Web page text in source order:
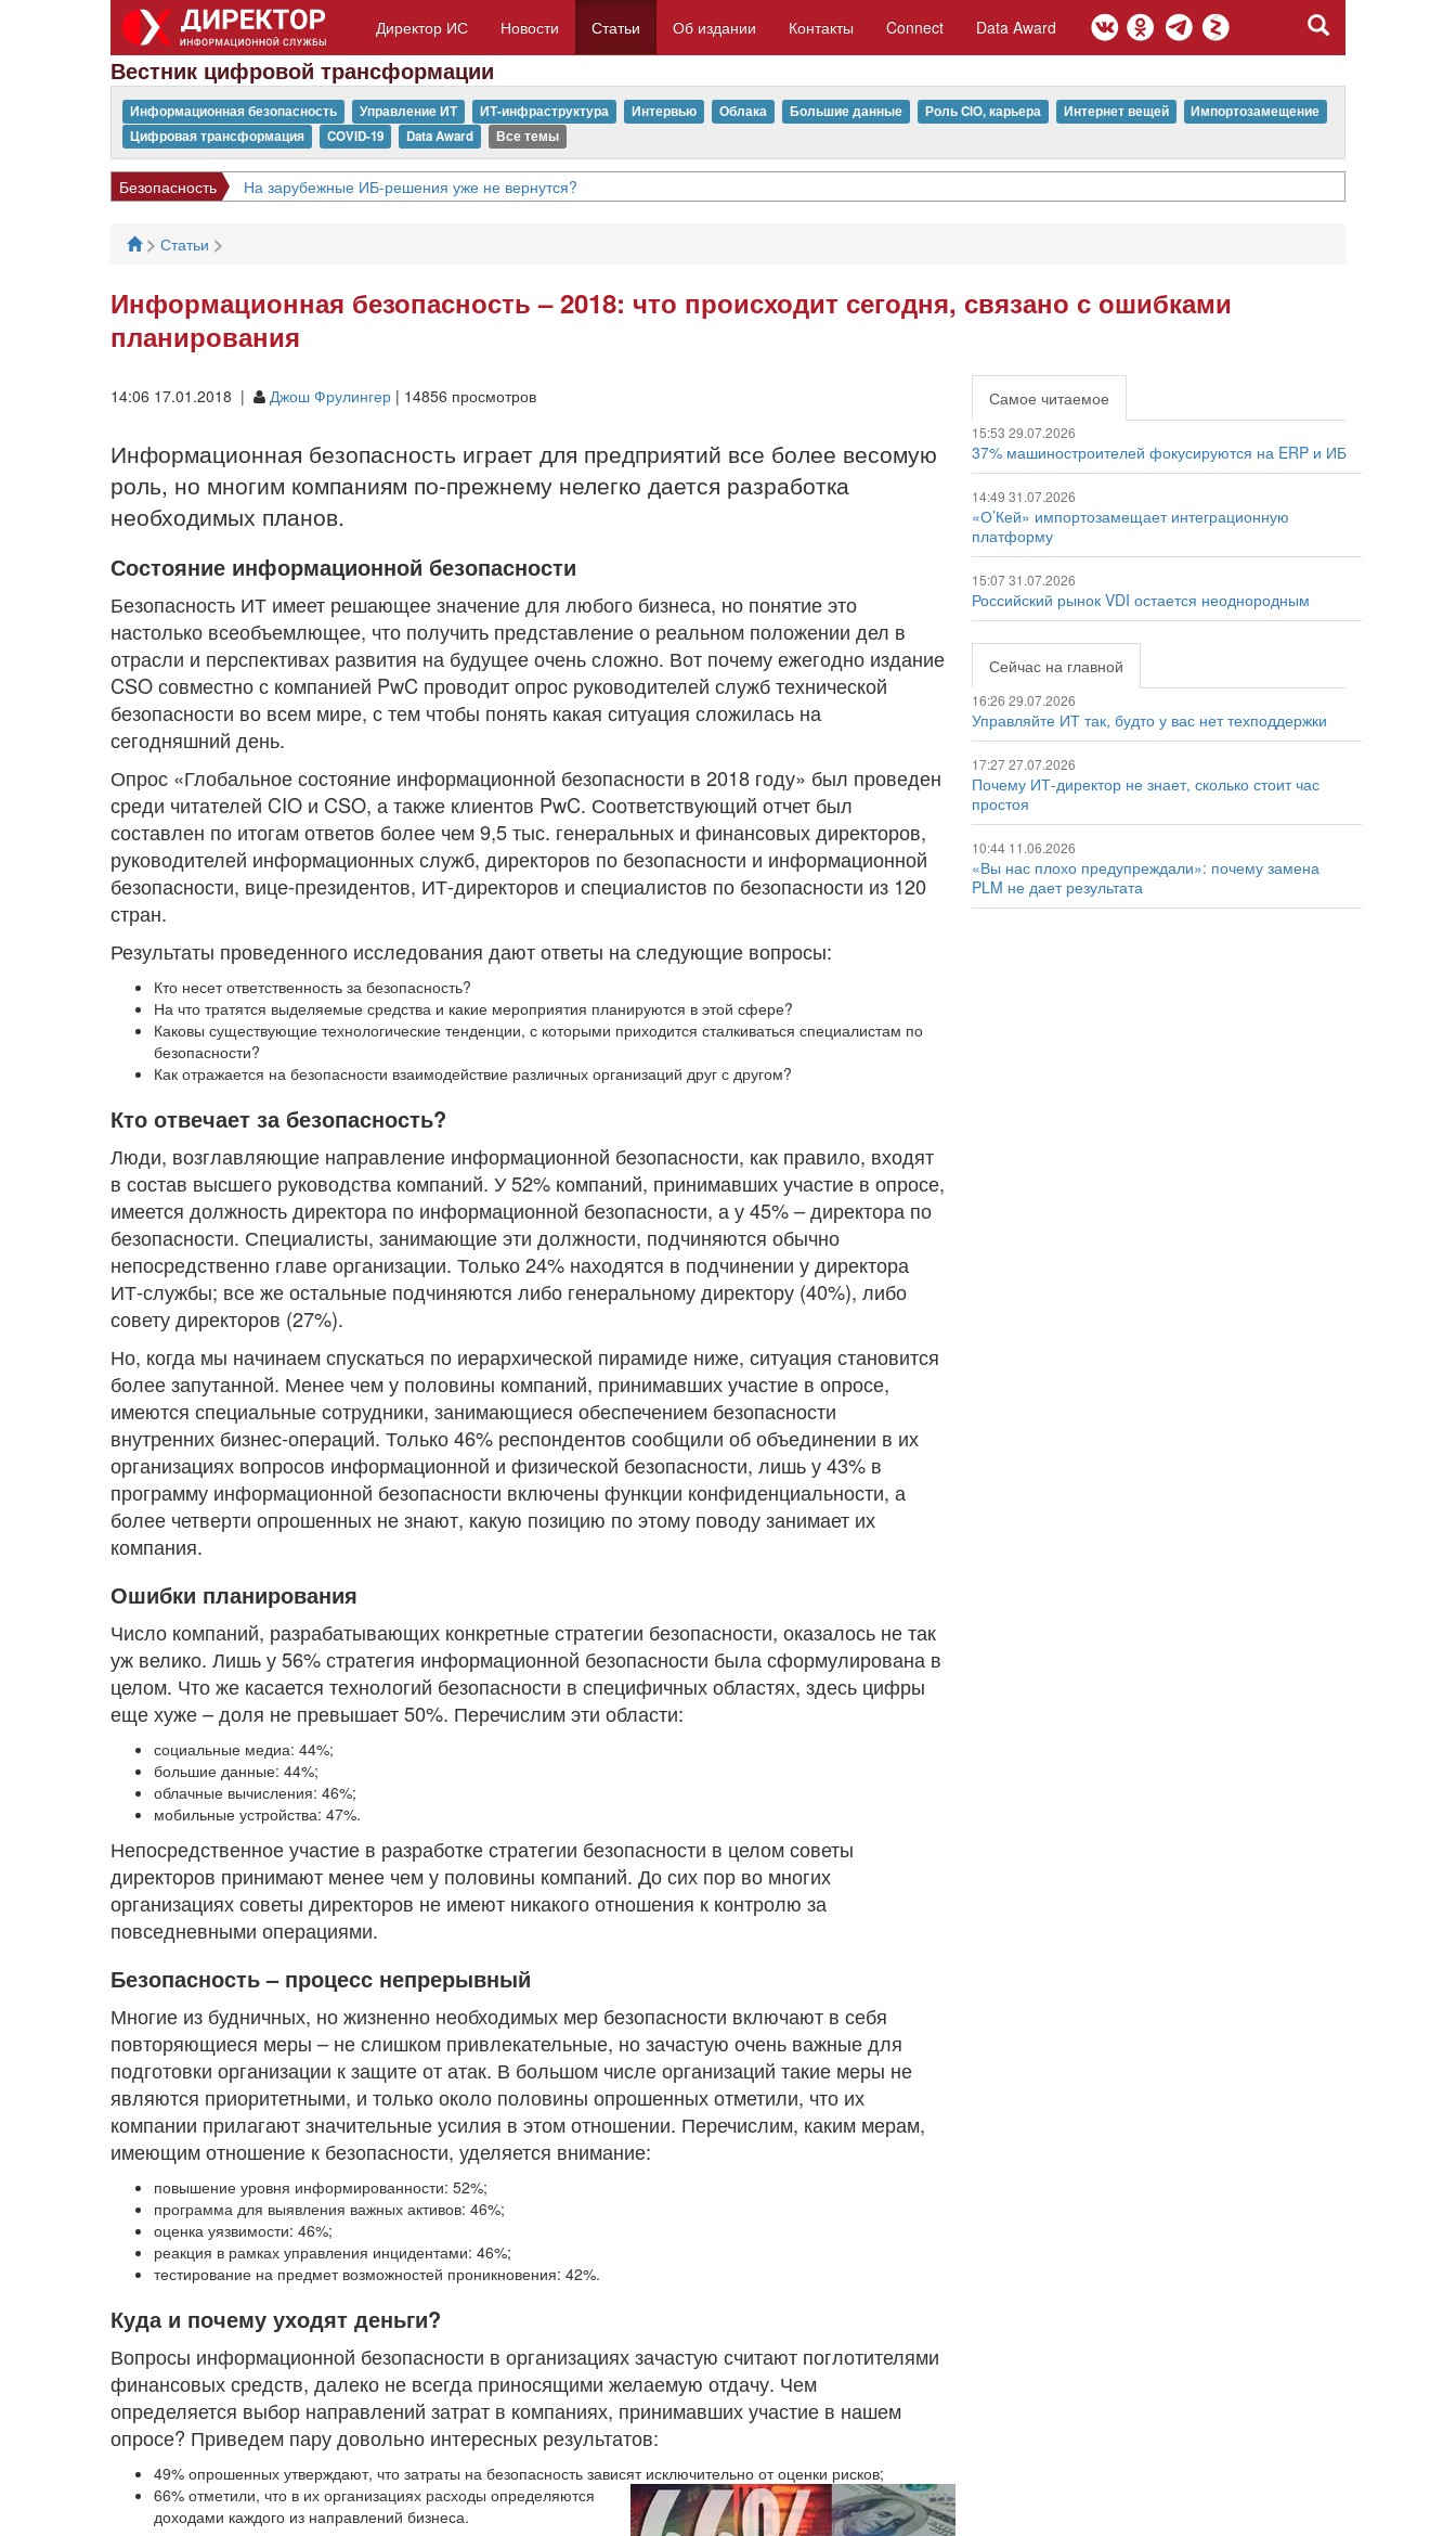
Директор ИС Новости Статьи Об издании Контакты Connect Data Award
Вестник цифровой трансформации
Информационная безопасность Управление ИТ ИТ-инфраструктура Интервью Облака Большие данные Роль CIO, карьера Интернет вещей
Импортозамещение
Цифровая трансформация
COVID-19 Data Award Все темы
Инновации ИИ становится массовой практикой для российского бизнеса
> Статьи >
Информационная безопасность – 2018: что происходит сегодня, связано с ошибками
планирования
14:06 17.01.2018 | Джош Фрулингер | 14856 просмотров
Информационная безопасность играет для предприятий все более весомую
роль, но многим компаниям по-прежнему нелегко дается разработка
необходимых планов.
Состояние информационной безопасности
Безопасность ИТ имеет решающее значение для любого бизнеса, но понятие это
настолько всеобъемлющее, что получить представление о реальном положении дел в
отрасли и перспективах развития на будущее очень сложно. Вот почему ежегодно издание
CSO совместно с компанией PwC проводит опрос руководителей служб технической
безопасности во всем мире, с тем чтобы понять какая ситуация сложилась на
сегодняшний день.
Опрос «Глобальное состояние информационной безопасности в 2018 году» был проведен
среди читателей CIO и CSO, а также клиентов PwC. Соответствующий отчет был
составлен по итогам ответов более чем 9,5 тыс. генеральных и финансовых директоров,
руководителей информационных служб, директоров по безопасности и информационной
безопасности, вице-президентов, ИТ-директоров и специалистов по безопасности из 120
стран.
Результаты проведенного исследования дают ответы на следующие вопросы:
Кто несет ответственность за безопасность?
На что тратятся выделяемые средства и какие мероприятия планируются в этой сфере?
Каковы существующие технологические тенденции, с которыми приходится сталкиваться специалистам по
безопасности?
Как отражается на безопасности взаимодействие различных организаций друг с другом?
Кто отвечает за безопасность?
Люди, возглавляющие направление информационной безопасности, как правило, входят
в состав высшего руководства компаний. У 52% компаний, принимавших участие в опросе,
имеется должность директора по информационной безопасности, а у 45% – директора по
безопасности. Специалисты, занимающие эти должности, подчиняются обычно
непосредственно главе организации. Только 24% находятся в подчинении у директора
ИТ-службы; все же остальные подчиняются либо генеральному директору (40%), либо
совету директоров (27%).
Но, когда мы начинаем спускаться по иерархической пирамиде ниже, ситуация становится
более запутанной. Менее чем у половины компаний, принимавших участие в опросе,
имеются специальные сотрудники, занимающиеся обеспечением безопасности
внутренних бизнес-операций. Только 46% респондентов сообщили об объединении в их
организациях вопросов информационной и физической безопасности, лишь у 43% в
программу информационной безопасности включены функции конфиденциальности, а
более четверти опрошенных не знают, какую позицию по этому поводу занимает их
компания.
Ошибки планирования
Число компаний, разрабатывающих конкретные стратегии безопасности, оказалось не так
уж велико. Лишь у 56% стратегия информационной безопасности была сформулирована в
целом. Что же касается технологий безопасности в специфичных областях, здесь цифры
еще хуже – доля не превышает 50%. Перечислим эти области:
социальные медиа: 44%;
большие данные: 44%;
облачные вычисления: 46%;
мобильные устройства: 47%.
Непосредственное участие в разработке стратегии безопасности в целом советы
директоров принимают менее чем у половины компаний. До сих пор во многих
организациях советы директоров не имеют никакого отношения к контролю за
повседневными операциями.
Безопасность – процесс непрерывный
Многие из будничных, но жизненно необходимых мер безопасности включают в себя
повторяющиеся меры – не слишком привлекательные, но зачастую очень важные для
подготовки организации к защите от атак. В большом числе организаций такие меры не
являются приоритетными, и только около половины опрошенных отметили, что их
компании прилагают значительные усилия в этом отношении. Перечислим, каким мерам,
имеющим отношение к безопасности, уделяется внимание:
повышение уровня информированности: 52%;
программа для выявления важных активов: 46%;
оценка уязвимости: 46%;
реакция в рамках управления инцидентами: 46%;
тестирование на предмет возможностей проникновения: 42%.
Куда и почему уходят деньги?
Вопросы информационной безопасности в организациях зачастую считают поглотителями
финансовых средств, далеко не всегда приносящими желаемую отдачу. Чем
определяется выбор направлений затрат в компаниях, принимавших участие в нашем
опросе? Приведем пару довольно интересных результатов:
49% опрошенных утверждают, что затраты на безопасность зависят исключительно от оценки рисков;
66% отметили, что в их организациях расходы определяются
доходами каждого из направлений бизнеса.
Самое читаемое
15:53 29.07.2026
37% машиностроителей фокусируются на ERP и ИБ
14:49 31.07.2026
«О’Кей» импортозамещает интеграционную
платформу
15:07 31.07.2026
Российский рынок VDI остается неоднородным
Сейчас на главной
16:26 29.07.2026
Управляйте ИТ так, будто у вас нет техподдержки
17:27 27.07.2026
Почему ИТ-директор не знает, сколько стоит час
простоя
10:44 11.06.2026
«Вы нас плохо предупреждали»: почему замена
PLM не дает результата